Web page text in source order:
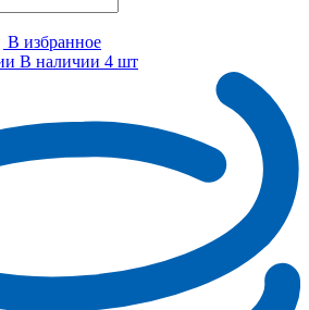
В избранное
В наличии 4 шт